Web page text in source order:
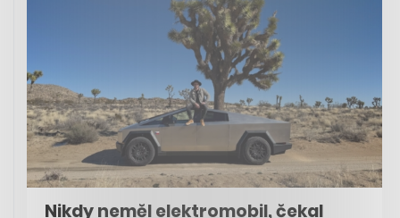
Nikdy neměl elektromobil, čekal